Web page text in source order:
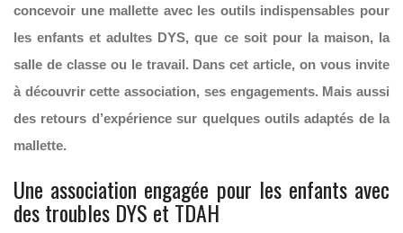
concevoir une mallette avec les outils indispensables pour
les enfants et adultes DYS, que ce soit pour la maison, la
salle de classe ou le travail. Dans cet article, on vous invite
à découvrir cette association, ses engagements. Mais aussi
des retours d’expérience sur quelques outils adaptés de la
mallette.
Une association engagée pour les enfants avec
des troubles DYS et TDAH